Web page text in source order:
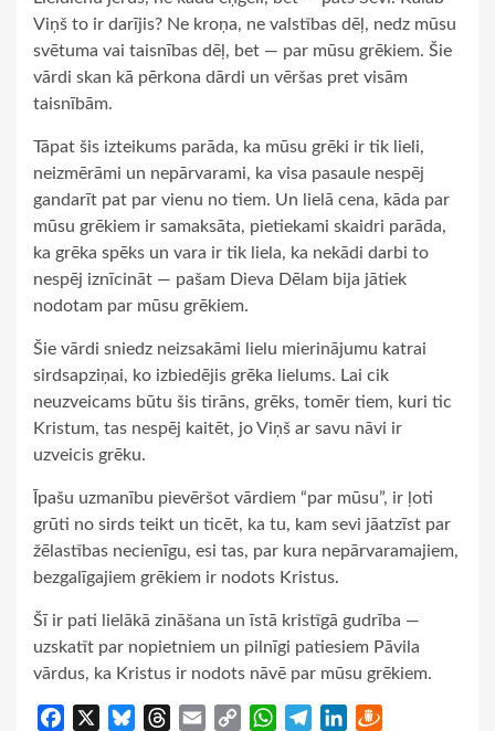
Viņš to ir darījis? Ne kroņa, ne valstības dēļ, nedz mūsu
svētuma vai taisnības dēļ, bet — par mūsu grēkiem. Šie
vārdi skan kā pērkona dārdi un vēršas pret visām
taisnībām.
Tāpat šis izteikums parāda, ka mūsu grēki ir tik lieli,
neizmērāmi un nepārvarami, ka visa pasaule nespēj
gandarīt pat par vienu no tiem. Un lielā cena, kāda par
mūsu grēkiem ir samaksāta, pietiekami skaidri parāda,
ka grēka spēks un vara ir tik liela, ka nekādi darbi to
nespēj iznīcināt — pašam Dieva Dēlam bija jātiek
nodotam par mūsu grēkiem.
Šie vārdi sniedz neizsakāmi lielu mierinājumu katrai
sirdsapziņai, ko izbiedējis grēka lielums. Lai cik
neuzveicams būtu šis tirāns, grēks, tomēr tiem, kuri tic
Kristum, tas nespēj kaitēt, jo Viņš ar savu nāvi ir
uzveicis grēku.
Īpašu uzmanību pievēršot vārdiem “par mūsu”, ir ļoti
grūti no sirds teikt un ticēt, ka tu, kam sevi jāatzīst par
žēlastības necienīgu, esi tas, par kura nepārvaramajiem,
bezgalīgajiem grēkiem ir nodots Kristus.
Šī ir pati lielākā zināšana un īstā kristīgā gudrība —
uzskatīt par nopietniem un pilnīgi patiesiem Pāvila
vārdus, ka Kristus ir nodots nāvē par mūsu grēkiem.
Facebook BlueskyThreads
Email
Copy
WhatsApp
TelegramLinkedIn